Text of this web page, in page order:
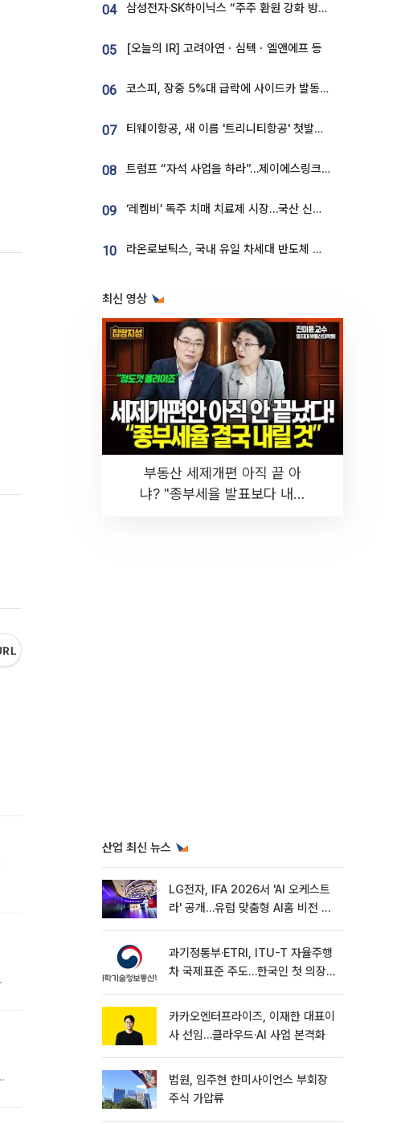
04 삼성전자·SK하이닉스 “주주 환원 강화 방안 마련”
05 [오늘의 IR] 고려아연ㆍ심텍ㆍ엘앤에프 등
06 코스피, 장중 5%대 급락에 사이드카 발동…삼성·SK 동반 폭락
07 티웨이항공, 새 이름 '트리니티항공' 첫발…SSC 전략 본격화
08 트럼프 “자석 사업을 하라”…제이에스링크, 비중국 영구자석 공급망 구축 속도
09 ‘레켐비’ 독주 치매 치료제 시장…국산 신약 등장하나
10 라온로보틱스, 국내 유일 차세대 반도체 공정 로봇 개발 ‘고객사 테스트 진행’
최신 영상
부동산 세제개편 아직 끝 아
냐? "종부세율 발표보다 내릴
산업 최신 뉴스
LG전자, IFA 2026서 'AI 오케스트
라' 공개…유럽 맞춤형 AI홈 비전 제
과기정통부·ETRI, ITU-T 자율주행
차 국제표준 주도…한국인 첫 의장
카카오엔터프라이즈, 이재한 대표이
사 선임…클라우드·AI 사업 본격화
법원, 임주현 한미사이언스 부회장
주식 가압류